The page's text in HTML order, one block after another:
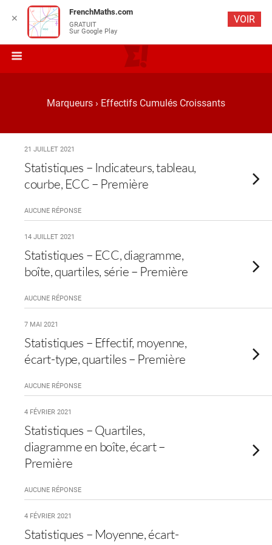
Marqueurs › Effectifs Cumulés Croissants
21 JUILLET 2021
Statistiques – Indicateurs, tableau,
courbe, ECC – Première
AUCUNE RÉPONSE
14 JUILLET 2021
Statistiques – ECC, diagramme,
boîte, quartiles, série – Première
AUCUNE RÉPONSE
7 MAI 2021
Statistiques – Effectif, moyenne,
écart-type, quartiles – Première
AUCUNE RÉPONSE
4 FÉVRIER 2021
Statistiques – Quartiles,
diagramme en boîte, écart –
Première
AUCUNE RÉPONSE
4 FÉVRIER 2021
Statistiques – Moyenne, écart-
✕
FrenchMaths.com
GRATUIT
Sur Google Play
VOIR